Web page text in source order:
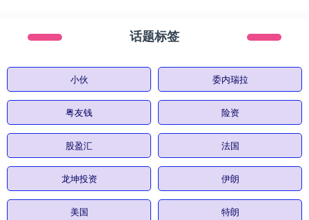
话题标签
小伙 委内瑞拉
粤友钱 险资
股盈汇 法国
龙坤投资 伊朗
美国 特朗